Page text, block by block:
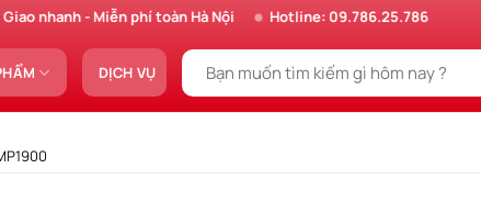
nhanh - Miễn phí toàn Hà Nội Hotline: 09.786.25.786
DỊCH VỤ